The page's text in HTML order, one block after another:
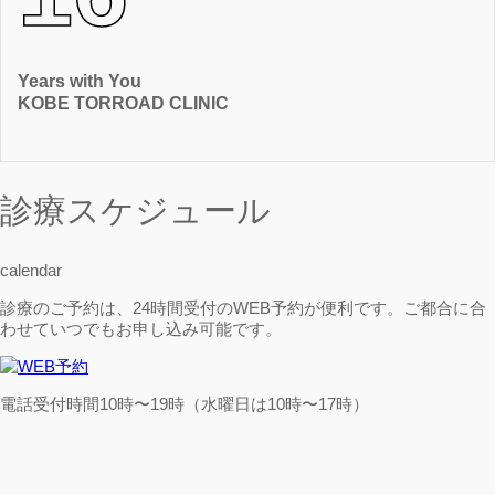
Years with You
KOBE TORROAD CLINIC
診療スケジュール
calendar
診療のご予約は、24時間受付のWEB予約が便利です。ご都合に合
わせていつでもお申し込み可能です。
電話受付時間10時〜19時（水曜日は10時〜17時）